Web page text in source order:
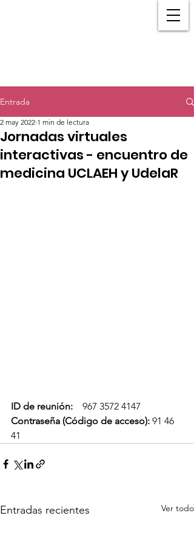
Entrada
Jornadas virtuales
interactivas - encuentro de
medicina UCLAEH y UdelaR
2 may 2022 1 min de lectura
ID de reunión:
   967 3572 4147
Contraseña (Código de acceso): 91 46
41
Entradas recientes Ver todo